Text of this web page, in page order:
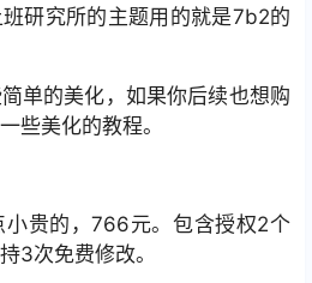
研究所的主题用的就是7b2的
单的美化，如果你后续也想购
些美化的教程。
贵的，766元。包含授权2个
3次免费修改。